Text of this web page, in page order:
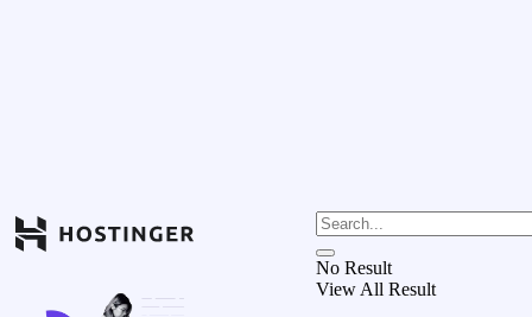
No Result
View All Result